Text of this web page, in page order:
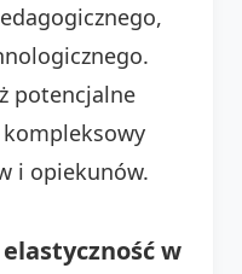
potencjalne
i opiekunów.
w